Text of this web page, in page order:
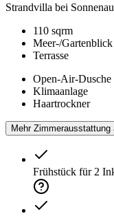
Strandvilla bei
110 sqrm
Meer-/Gartenblick
Terrasse
Open-Air-Dusche
Klimaanlage
Haartrockner
Mehr Zimmerausstattung
Frühstück für 2